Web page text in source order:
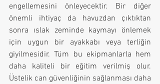
engellemesini önleyecektir. Bir diğer
önemli ihtiyaç da havuzdan çıktıktan
sonra ıslak zeminde kaymayı önlemek
için uygun bir ayakkabı veya terliğin
giyilmesidir. Tüm bu ekipmanlarla hem
daha kaliteli bir eğitim verilmiş olur.
Üstelik can güvenliğinin sağlanması daha